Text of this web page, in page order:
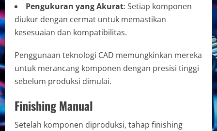
Pengukuran yang Akurat: Setiap komponen
diukur dengan cermat untuk memastikan
kesesuaian dan kompatibilitas.
Penggunaan teknologi CAD memungkinkan mereka
untuk merancang komponen dengan presisi tinggi
sebelum produksi dimulai.
Finishing Manual
Setelah komponen diproduksi, tahap finishing